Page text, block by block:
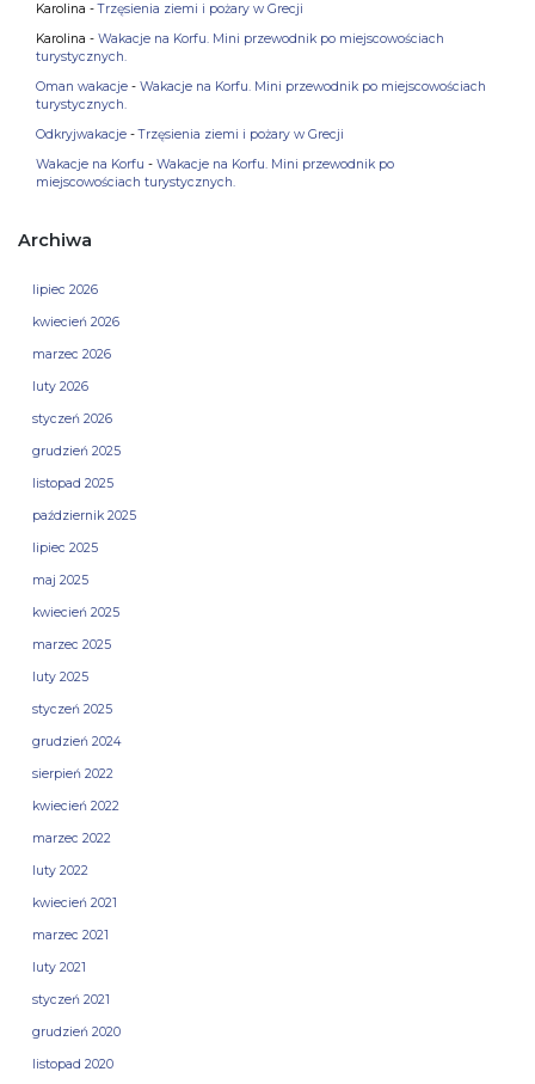
Karolina -Trzęsienia ziemi i pożary w Grecji
Karolina - Wakacje na Korfu. Mini przewodnik po miejscowościach
turystycznych.
Oman wakacje - Wakacje na Korfu. Mini przewodnik po miejscowościach
turystycznych.
Odkryjwakacje -Trzęsienia ziemi i pożary w Grecji
Wakacje na Korfu - Wakacje na Korfu. Mini przewodnik po
miejscowościach turystycznych.
Archiwa
lipiec 2026
kwiecień 2026
marzec 2026
luty 2026
styczeń 2026
grudzień 2025
listopad 2025
październik 2025
lipiec 2025
maj 2025
kwiecień 2025
marzec 2025
luty 2025
styczeń 2025
grudzień 2024
sierpień 2022
kwiecień 2022
marzec 2022
luty 2022
kwiecień 2021
marzec 2021
luty 2021
styczeń 2021
grudzień 2020
listopad 2020